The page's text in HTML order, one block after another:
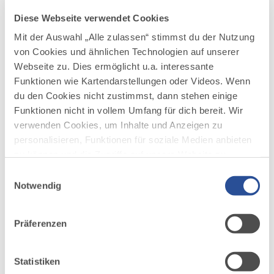
Diese Webseite verwendet Cookies
Mit der Auswahl „Alle zulassen“ stimmst du der Nutzung
von Cookies und ähnlichen Technologien auf unserer
Webseite zu. Dies ermöglicht u.a. interessante
Funktionen wie Kartendarstellungen oder Videos. Wenn
du den Cookies nicht zustimmst, dann stehen einige
Funktionen nicht in vollem Umfang für dich bereit. Wir
verwenden Cookies, um Inhalte und Anzeigen zu
personalisieren, Funktionen für soziale Medien anbieten
deiner Verwendung unserer Website an unsere Partner
möglicherweise mit weiteren Daten zusammen, die du
Nutzung der Dienste gesammelt haben.
Notwendig
Präferenzen
Statistiken
DAZU PASSEND
Ähnliche
Veranstaltungen